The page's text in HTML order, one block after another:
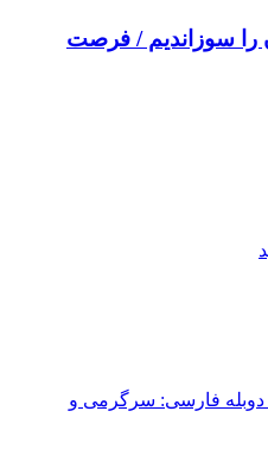
را سوزاندیم / فرصت
دوبله فارسی: سرگرمی و